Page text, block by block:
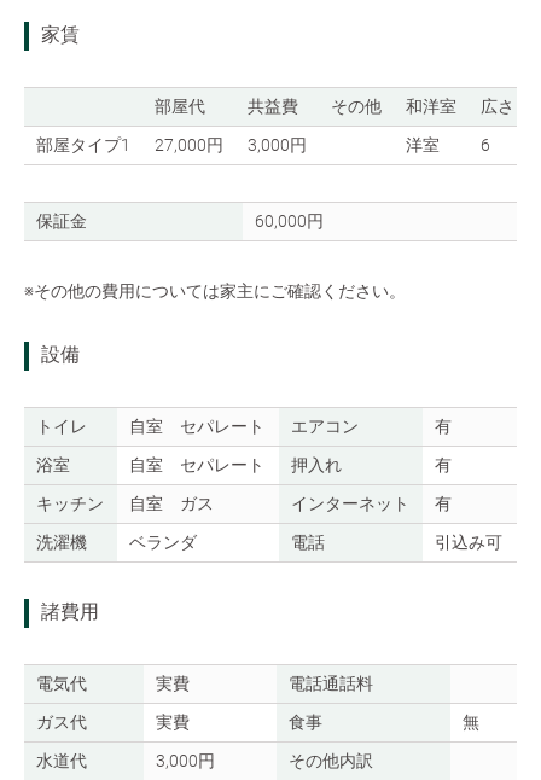
家賃
部屋代 共益費 その他 和洋室
広さ
部屋タイプ1
27,000円 3,000円 洋室 6
保証金 60,000円
※その他の費用については家主にご確認ください。
設備
トイレ 自室 セパレート エアコン
有
浴室
自室 セパレート 押入れ
有
キッチン
自室 ガス インターネット
有
洗濯機
ベランダ 電話 引込み可
諸費用
電気代 実費
電話通話料
ガス代
実費 食事
無
水道代
3,000円 その他内訳